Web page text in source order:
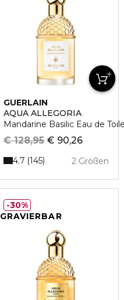
GUERLAIN
AQUA ALLEGORIA
Mandarine Basilic Eau de
€ 90,26
€ 128,95
2 Größen
4.7 145
GRAVIERBAR
30%